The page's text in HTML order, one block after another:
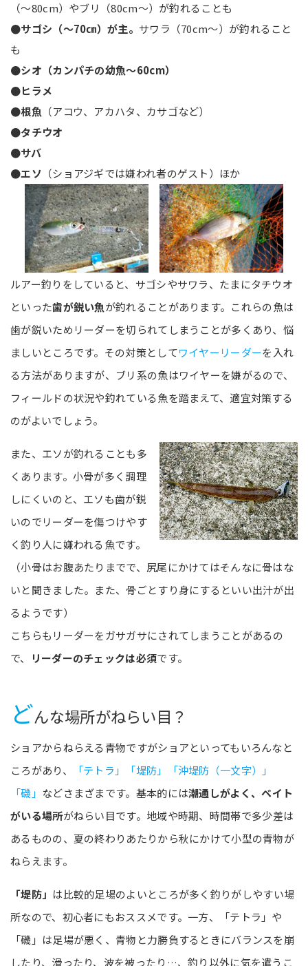
（～80cm）やブリ（80cm～）が釣れることも
●サゴシ（～70㎝）が主。 サワラ（70cm～）が釣れること
も
●シオ（カンパチの幼魚～60cm）
●ヒラメ
●根魚 （アコウ、アカハタ、カサゴなど）
●タチウオ
●サバ
●エソ （ショアジギでは嫌われ者のゲスト）ほか
ルアー釣りをしていると、サゴシやサワラ、たまにタチウオ
といった歯が鋭い魚が釣れることがあります。これらの魚は
歯が鋭いためリーダーを切られてしまうことが多くあり、悩
ましいところです。その対策としてワイヤーリーダーを入れ
る方法がありますが、ブリ系の魚はワイヤーを嫌がるので、
フィールドの状況や釣れている魚を踏まえて、適宜対策する
のがよいでしょう。
また、エソが釣れることも多
くあります。小骨が多く調理
しにくいのと、エソも歯が鋭
いのでリーダーを傷つけやす
く釣り人に嫌われる魚です。
（小骨はお腹あたりまでで、尻尾にかけてはそんなに骨はな
いと聞きました。また、骨ごとすり身にするといい出汁が出
るようです）
こちらもリーダーをガサガサにされてしまうことがあるの
で、
リーダーのチェックは必須です。
どんな場所がねらい目？
ショアからねらえる青物ですがショアといってもいろんなと
ころがあり、
「テトラ」「堤防」「沖堤防（一文字）」
「磯」 などさまざまです。基本的には潮通しがよく、ベイト
がいる場所がねらい目です。地域や時期、時間帯で多少差は
あるものの、夏の終わりあたりから秋にかけて小型の青物が
ねらえます。
「堤防」 は比較的足場のよいところが多く釣りがしやすい場
所なので、初心者にもおススメです。一方、「テトラ」や
「磯」は足場が悪く、青物と力勝負するときにバランスを崩
したり、滑ったり、波を被ったり…、釣り以外に気を遣うこ